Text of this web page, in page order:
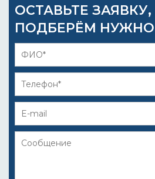
ОСТАВЬТЕ
ПОДБЕРЁМ